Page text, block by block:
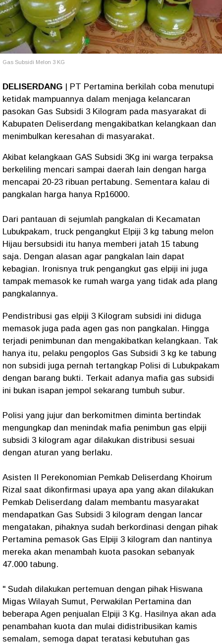
Gas Subsidi Melon 3 KG
DELISERDANG | PT Pertamina berkilah coba menutupi
ketidak mampuannya dalam menjaga kelancaran
pasokan Gas Subsidi 3 Kilogram pada masyarakat di
Kabupaten Deliserdang mengakibatkan kelangkaan dan
menimbulkan keresahan di masyarakat.
Akibat kelangkaan GAS Subsidi 3Kg ini warga terpaksa
berkeliling mencari sampai daerah lain dengan harga
mencapai 20-23 ribuan pertabung. Sementara kalau di
pangkalan harga hanya Rp16000.
Dari pantauan di sejumlah pangkalan di Kecamatan
Lubukpakam, truck pengangkut Elpiji 3 kg tabung melon
Hijau bersubsidi itu hanya memberi jatah 15 tabung
saja. Dengan alasan agar pangkalan lain dapat
kebagian. Ironisnya truk pengangkut gas elpiji ini juga
tampak memasok ke rumah warga yang tidak ada plang
pangkalannya.
Pendistribusi gas elpiji 3 Kilogram subsidi ini diduga
memasok juga pada agen gas non pangkalan. Hingga
terjadi penimbunan dan mengakibatkan kelangkaan. Tak
hanya itu, pelaku pengoplos Gas Subsidi 3 kg ke tabung
non subsidi juga pernah tertangkap Polisi di Lubukpakam
dengan barang bukti. Terkait adanya mafia gas subsidi
ini bukan isapan jempol sekarang tumbuh subur.
Polisi yang jujur dan berkomitmen diminta bertindak
mengungkap dan menindak mafia penimbun gas elpiji
subsidi 3 kilogram agar dilakukan distribusi sesuai
dengan aturan yang berlaku.
Asisten II Perekonomian Pemkab Deliserdang Khoirum
Rizal saat dikonfirmasi upaya apa yang akan dilakukan
Pemkab Deliserdang dalam membantu masyarakat
mendapatkan Gas Subsidi 3 kilogram dengan lancar
mengatakan, pihaknya sudah berkordinasi dengan pihak
Pertamina pemasok Gas Elpiji 3 kilogram dan nantinya
mereka akan menambah kuota pasokan sebanyak
47.000 tabung.
" Sudah dilakukan pertemuan dengan pihak Hiswana
Migas Wilayah Sumut, Perwakilan Pertamina dan
beberapa Agen penjualan Elpiji 3 Kg. Hasilnya akan ada
penambahan kuota dan mulai didistribusikan kamis
semalam, semoga dapat teratasi kebutuhan gas